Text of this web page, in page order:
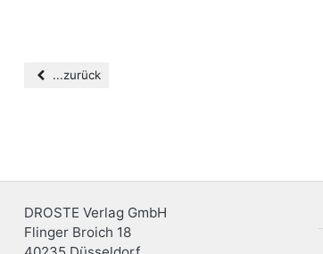
...zurück
DROSTE Verlag GmbH
Flinger Broich 18